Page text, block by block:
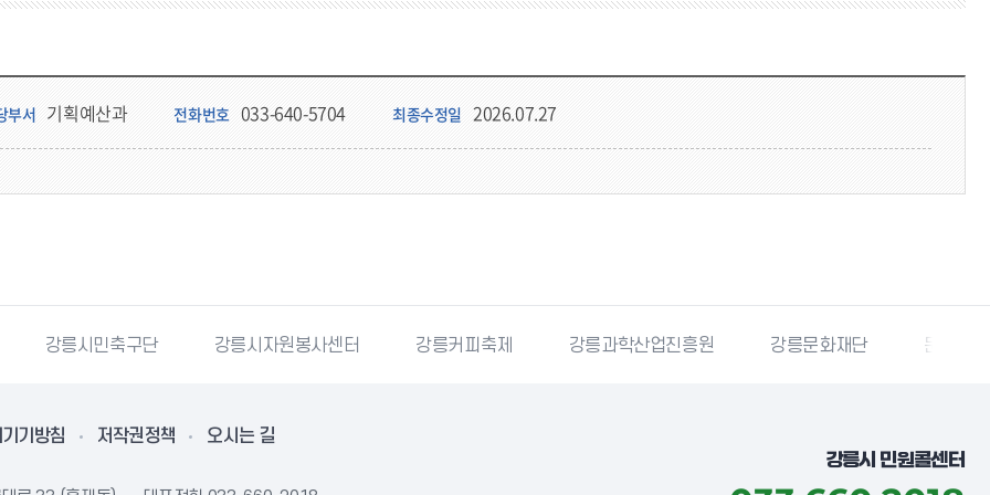
부서 기획예산과 전화번호 033-640-5704 최종수정일 2026.07.27
강릉시자원봉사센터 강릉커피축제 강릉과학산업진흥원 강릉문화재단 문서24 국가법령정
기방침 저작권정책 오시는 길
강릉시 민원콜센터